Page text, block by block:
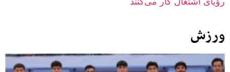
ورزش